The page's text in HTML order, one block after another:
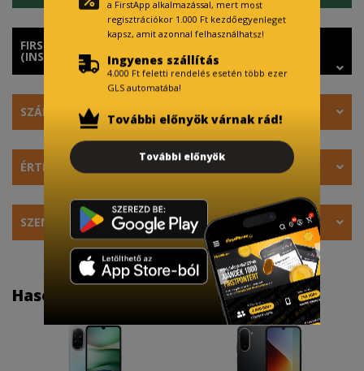
FIRSTPHONE BANKMENTES RÉSZLETFIZETÉS
(INSTACASH)
SZÁLLÍTÁS
ÉRTÉKELÉS
SZEMÉLYRE SZABÁS
Hasonló termékek
a FirstApp alkalmazással, mert most
regisztrációkor 1.000 Ft kezdőegyenleget
kapsz, amit azonnal felhasználhatsz!
Ingyenes szállítás
4.000 Ft feletti rendelés esetén több ezer
GLS automatába!
További előnyök várnak rád!
További előnyök